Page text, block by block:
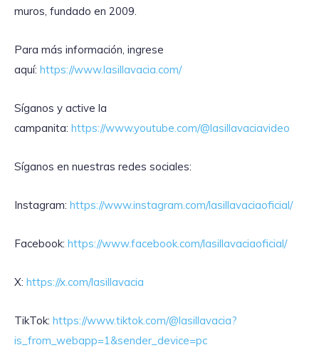
muros, fundado en 2009.
Para más información, ingrese
aquí: https://www.lasillavacia.com/
Síganos y active la
campanita: https://www.youtube.com/@lasillavaciavideo
Síganos en nuestras redes sociales:
Instagram: https://www.instagram.com/lasillavaciaoficial/
Facebook: https://www.facebook.com/lasillavaciaoficial/
X: https://x.com/lasillavacia
TikTok: https://www.tiktok.com/@lasillavacia?
is_from_webapp=1&sender_device=pc